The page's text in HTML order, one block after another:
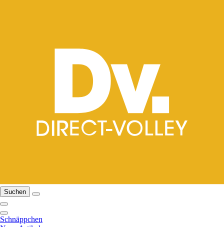
Suchen
Schnäppchen